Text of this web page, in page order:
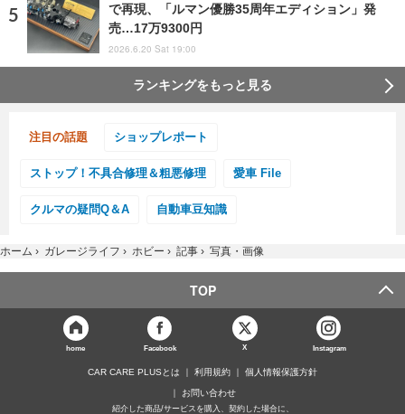
で再現、「ルマン優勝35周年エディション」発
売…17万9300円
2026.6.20 Sat 19:00
ランキングをもっと見る
注目の話題 ショップレポート
ストップ！不具合修理＆粗悪修理 愛車 File
クルマの疑問Q＆A 自動車豆知識
ホーム › ガレージライフ › ホビー › 記事 › 写真・画像
TOP
home Facebook X Instagram
CAR CARE PLUSとは 利用規約 個人情報保護方針
お問い合わせ
紹介した商品/サービスを購入、契約した場合に、